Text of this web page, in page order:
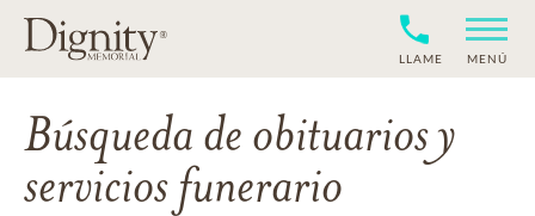
LLAME MENÚ
Búsqueda de obituarios y
servicios funerario